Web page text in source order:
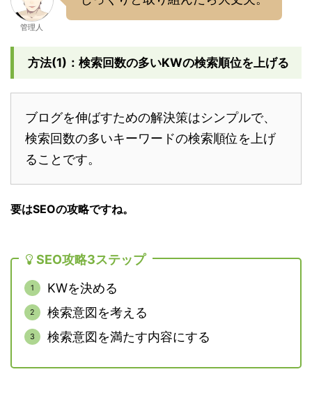
管理人
方法(1)：検索回数の多いKWの検索順位を上げる
ブログを伸ばすための解決策はシンプルで、
検索回数の多いキーワードの検索順位を上げ
ることです。
要はSEOの攻略ですね。
SEO攻略3ステップ
KWを決める
検索意図を考える
検索意図を満たす内容にする